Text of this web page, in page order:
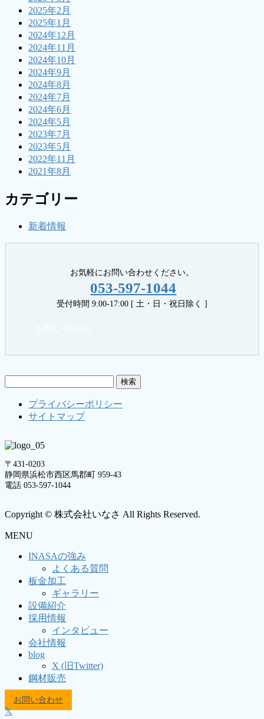
2025年2月
2025年1月
2024年12月
2024年11月
2024年10月
2024年9月
2024年8月
2024年7月
2024年6月
2024年5月
2023年7月
2023年5月
2022年11月
2021年8月
カテゴリー
新着情報
お気軽にお問い合わせください。
053-597-1044
受付時間 9:00-17:00 [ 土・日・祝日除く ]
プライバシーポリシー
サイトマップ
〒431-0203
静岡県浜松市西区馬郡町 959-43
電話 053-597-1044
Copyright © 株式会社いなさ All Rights Reserved.
MENU
INASAの強み
よくある質問
板金加工
ギャラリー
設備紹介
採用情報
インタビュー
会社情報
blog
X (旧Twitter)
鋼材販売
お問い合わせ
𝕏